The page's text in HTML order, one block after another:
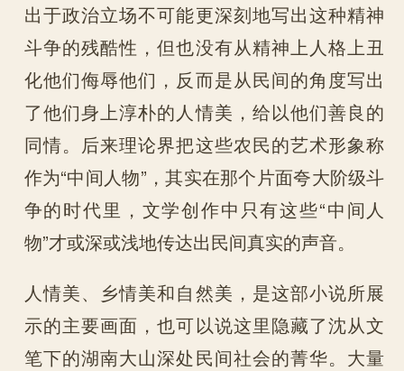
出于政治立场不可能更深刻地写出这种精神
斗争的残酷性，但也没有从精神上人格上丑
化他们侮辱他们，反而是从民间的角度写出
了他们身上淳朴的人情美，给以他们善良的
同情。后来理论界把这些农民的艺术形象称
作为“中间人物”，其实在那个片面夸大阶级斗
争的时代里，文学创作中只有这些“中间人
物”才或深或浅地传达出民间真实的声音。
人情美、乡情美和自然美，是这部小说所展
示的主要画面，也可以说这里隐藏了沈从文
笔下的湖南大山深处民间社会的菁华。大量